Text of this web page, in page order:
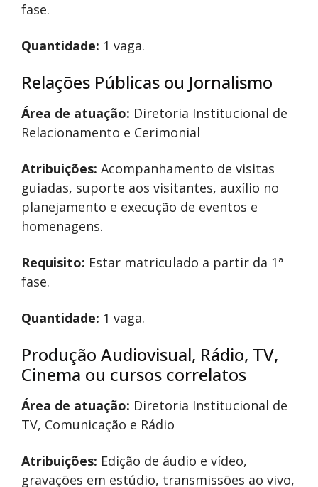
fase.
Quantidade: 1 vaga.
Relações Públicas ou Jornalismo
Área de atuação: Diretoria Institucional de
Relacionamento e Cerimonial
Atribuições: Acompanhamento de visitas
guiadas, suporte aos visitantes, auxílio no
planejamento e execução de eventos e
homenagens.
Requisito: Estar matriculado a partir da 1ª
fase.
Quantidade: 1 vaga.
Produção Audiovisual, Rádio, TV,
Cinema ou cursos correlatos
Área de atuação: Diretoria Institucional de
TV, Comunicação e Rádio
Atribuições: Edição de áudio e vídeo,
gravações em estúdio, transmissões ao vivo,